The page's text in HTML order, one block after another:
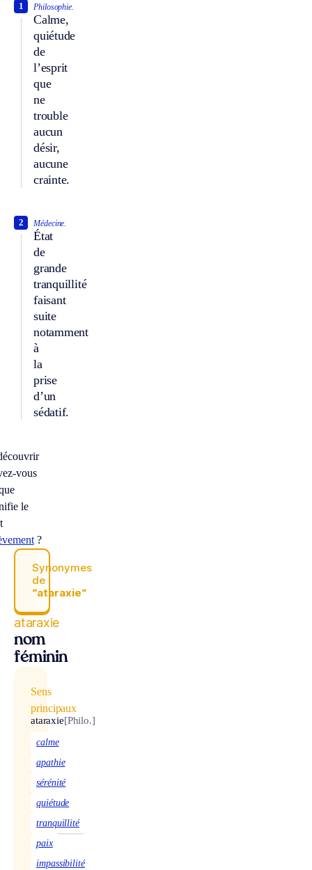
Philosophie.
Calme,
quiétude
de
l’esprit
que
ne
trouble
aucun
désir,
aucune
crainte.
1
Médecine.
État
de
grande
tranquillité
faisant
suite
notamment
à
la
prise
d’un
sédatif.
2
vous
le
?
Synonymes
de
“ataraxie“
ataraxie
nom
féminin
Sens
principaux
ataraxie[Philo.]
calme
apathie
sérénité
quiétude
tranquillité
paix
impassibilité